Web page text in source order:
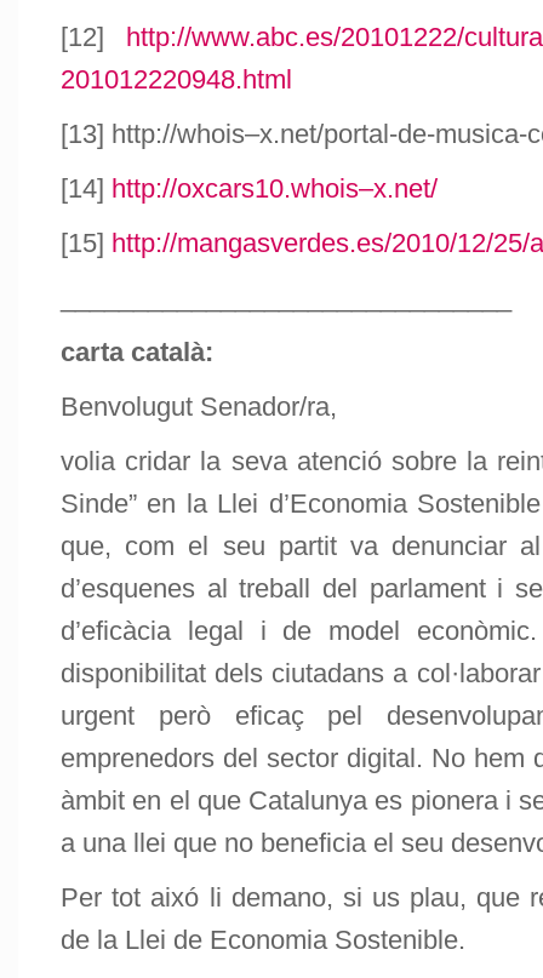
[12] http://www.abc.es/20101222/
201012220948.html
[13] http://whois–x.net/portal-de-musica-
[14] http://oxcars10.whois–x.net/
[15] http://mangasverdes.es/2010/12/25/
carta català:
Benvolugut Senador/ra,
volia cridar la seva atenció sobre la
Sinde” en la Llei d’Economia
que, com el seu partit va denunciar
d’esquenes al treball del parlament i
d’eficàcia legal i de model
disponibilitat dels ciutadans a
urgent però eficaç pel
emprenedors del sector digital. No hem
àmbit en el que Catalunya es pionera i
a una llei que no beneficia el seu
Per tot aixó li demano, si us plau, que
de la Llei de Economia Sostenible.